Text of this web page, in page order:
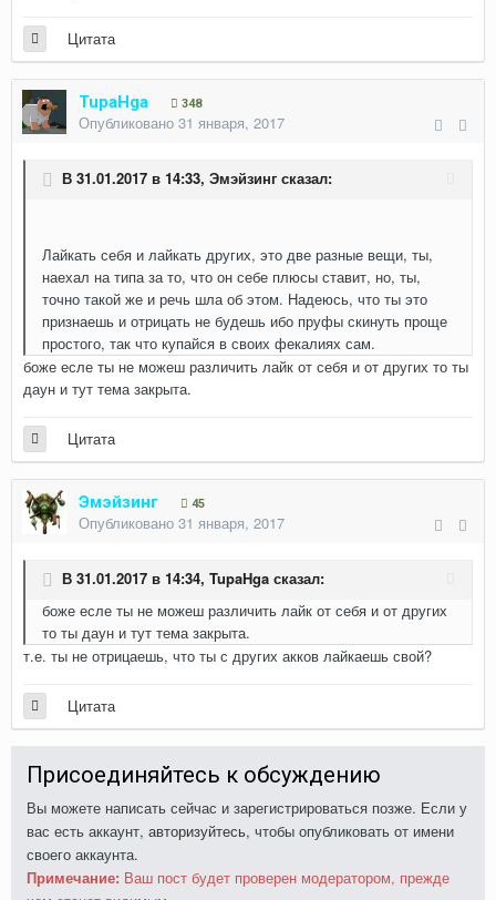
Цитата
TupaHga 348
Опубликовано 31 января, 2017
В 31.01.2017 в 14:33, Эмэйзинг сказал:
Лайкать себя и лайкать других, это две разные вещи, ты,
наехал на типа за то, что он себе плюсы ставит, но, ты,
точно такой же и речь шла об этом. Надеюсь, что ты это
признаешь и отрицать не будешь ибо пруфы скинуть проще
простого, так что купайся в своих фекалиях сам.
боже есле ты не можеш различить лайк от себя и от других то ты
даун и тут тема закрыта.
Цитата
Эмэйзинг 45
Опубликовано 31 января, 2017
В 31.01.2017 в 14:34, TupaHga сказал:
боже есле ты не можеш различить лайк от себя и от других
то ты даун и тут тема закрыта.
т.е. ты не отрицаешь, что ты с других акков лайкаешь свой?
Цитата
Присоединяйтесь к обсуждению
Вы можете написать сейчас и зарегистрироваться позже. Если у
вас есть аккаунт, авторизуйтесь, чтобы опубликовать от имени
своего аккаунта.
Примечание: Ваш пост будет проверен модератором, прежде